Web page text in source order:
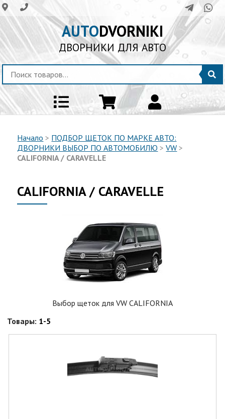
AUTODVORNIKI
ДВОРНИКИ ДЛЯ АВТО
Начало > ПОДБОР ЩЕТОК ПО МАРКЕ АВТО:
ДВОРНИКИ ВЫБОР ПО АВТОМОБИЛЮ >VW >
CALIFORNIA / CARAVELLE
CALIFORNIA / CARAVELLE
Выбор щеток для VW CALIFORNIA
Товары: 1-5